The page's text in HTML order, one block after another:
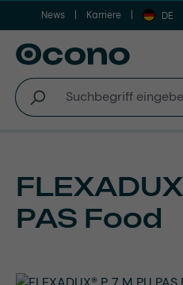
Zum Hauptinhalt springen
News Karriere DE
PAS Food